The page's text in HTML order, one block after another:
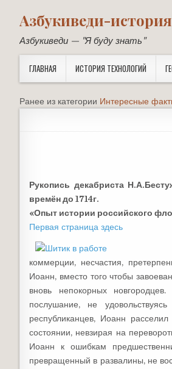
Азбукиведи-история
Азбукиведи — "Я буду знать"
ГЛАВНАЯ ИСТОРИЯ ТЕХНОЛОГИЙ
Ранее из категории Интересные
Рукопись декабриста
времён до 1714г.
«Опыт истории российского
Первая страница здесь
коммерции, несчастия,
Иоанн, вместо того чтобы
вновь непокорных
послушание, не
республиканцев, Иоанн
состоянии, невзирая на
Иоанн к ошибкам
превращенный в развалины, не